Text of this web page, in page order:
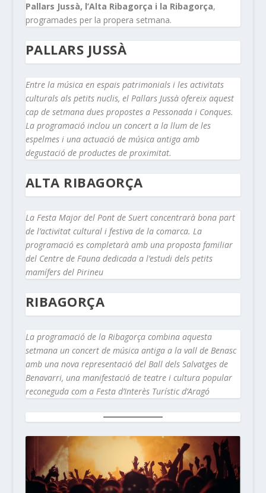
Pallars Jussà, l’Alta Ribagorça i la Ribagorça,
programades per la propera setmana.
PALLARS JUSSÀ
Entre la música en espais patrimonials i les activitats
culturals als petits nuclis, el Pallars Jussà ofereix aquest
cap de setmana dues propostes a Pessonada i Conques.
La programació inclou un concert a la llum de les
espelmes i una actuació de música antiga amb
degustació de productes de proximitat.
ALTA RIBAGORÇA
La Festa Major del Pont de Suert concentrarà bona part
de l’activitat cultural i festiva de la comarca. La
programació es completarà amb una proposta familiar
del Centre de Fauna dedicada a l’estudi dels petits
mamífers del Pirineu
RIBAGORÇA
La programació de la Ribagorça combina aquesta
setmana un concert de música antiga a la vall de Benasc
amb una nova representació del Ball dels Salvatges de
Benavarri, una manifestació de teatre i cultura popular
reconeguda com a Festa d’Interès Turístic d’Aragó